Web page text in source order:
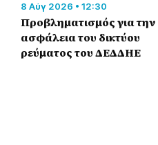
8 Αύγ 2026 • 12:30
Προβληματισμός για την
ασφάλεια του δικτύου
ρεύματος του ΔΕΔΔΗΕ